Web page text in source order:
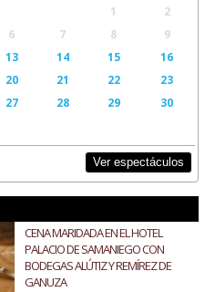
1
2
6 7 8
9
13 14 15
16
20 21 22
23
27 28 29
30
Ver espectáculos
CENA MARIDADA EN EL HOTEL
PALACIO DE SAMANIEGO CON
BODEGAS ALÚTIZ Y REMÍREZ DE
GANUZA